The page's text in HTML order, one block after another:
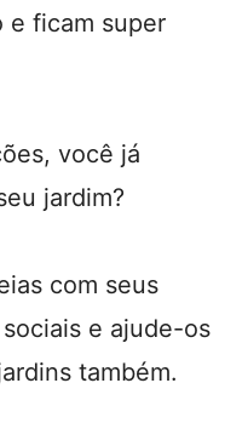
e ficam super
você já
jardim?
com seus
e ajude-os
também.